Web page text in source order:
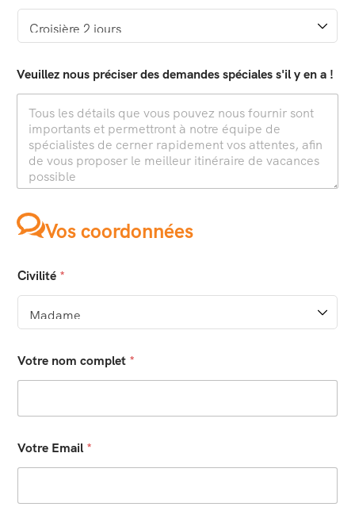
Veuillez nous préciser des demandes spéciales s'il y en a !
Vos coordonnées
Civilité *
Votre nom complet *
Votre Email *